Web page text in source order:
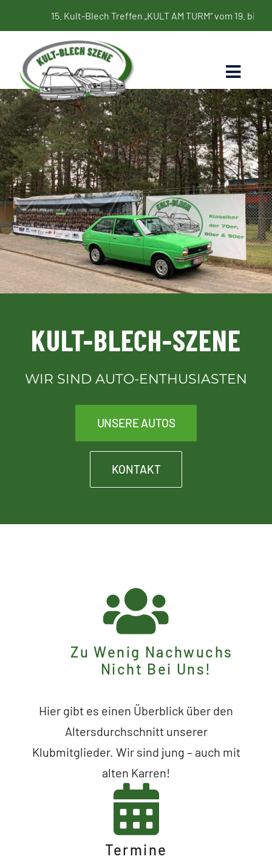
Inhalt
springen
15. Kult-Blech Treffen „KULT AM TURM“ vom 19. bis 21. Juni
Home
Termine
Bildergalerie
Kultbleche
Blog
Kontakt
Kult-Blech-Shop für Vereinsmitglieder
KULT-BLECH-SZENE
WIR SIND AUTO-ENTHUSIASTEN
UNSERE AUTOS
KONTAKT
Zu Wenig Nachwuchs
Nicht Bei Uns!
Hier gibt es einen Überblick über den
Altersdurchschnitt unserer
Klubmitglieder. Wir sind jung – auch mit
alten Karren!
Termine